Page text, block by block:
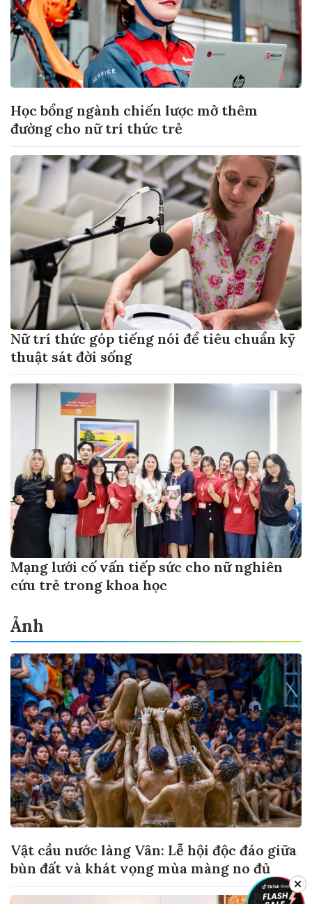
Học bổng ngành chiến lược mở thêm
đường cho nữ trí thức trẻ
Nữ trí thức góp tiếng nói để tiêu chuẩn kỹ
thuật sát đời sống
Mạng lưới cố vấn tiếp sức cho nữ nghiên
cứu trẻ trong khoa học
Ảnh
Vật cầu nước làng Vân: Lễ hội độc đáo giữa
bùn đất và khát vọng mùa màng no đủ
✕